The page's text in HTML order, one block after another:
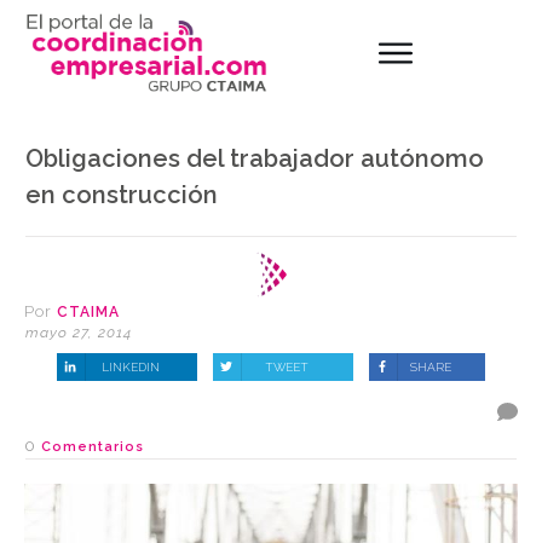
Obligaciones del trabajador autónomo
en construcción
Por CTAIMA
mayo 27, 2014
LINKEDIN TWEET SHARE
0 Comentarios